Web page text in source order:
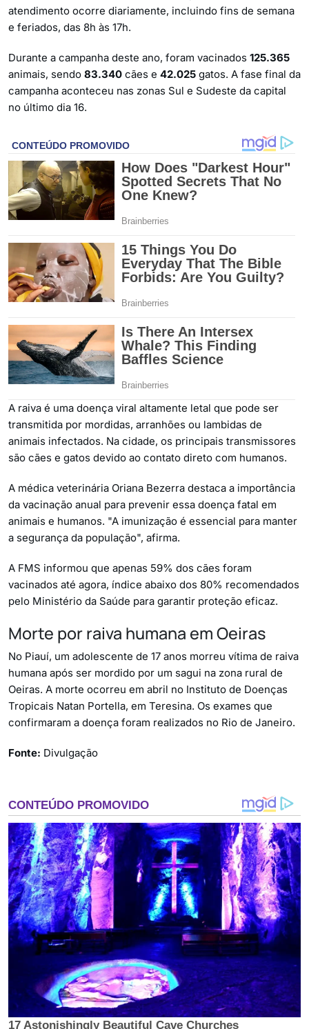
atendimento ocorre diariamente, incluindo fins de semana
e feriados, das 8h às 17h.
Durante a campanha deste ano, foram vacinados 125.365
animais, sendo 83.340 cães e 42.025 gatos. A fase final da
campanha aconteceu nas zonas Sul e Sudeste da capital
no último dia 16.
A raiva é uma doença viral altamente letal que pode ser
transmitida por mordidas, arranhões ou lambidas de
animais infectados. Na cidade, os principais transmissores
são cães e gatos devido ao contato direto com humanos.
A médica veterinária Oriana Bezerra destaca a importância
da vacinação anual para prevenir essa doença fatal em
animais e humanos. "A imunização é essencial para manter
a segurança da população", afirma.
A FMS informou que apenas 59% dos cães foram
vacinados até agora, índice abaixo dos 80% recomendados
pelo Ministério da Saúde para garantir proteção eficaz.
Morte por raiva humana em Oeiras
No Piauí, um adolescente de 17 anos morreu vítima de raiva
humana após ser mordido por um sagui na zona rural de
Oeiras. A morte ocorreu em abril no Instituto de Doenças
Tropicais Natan Portella, em Teresina. Os exames que
confirmaram a doença foram realizados no Rio de Janeiro.
Fonte: Divulgação